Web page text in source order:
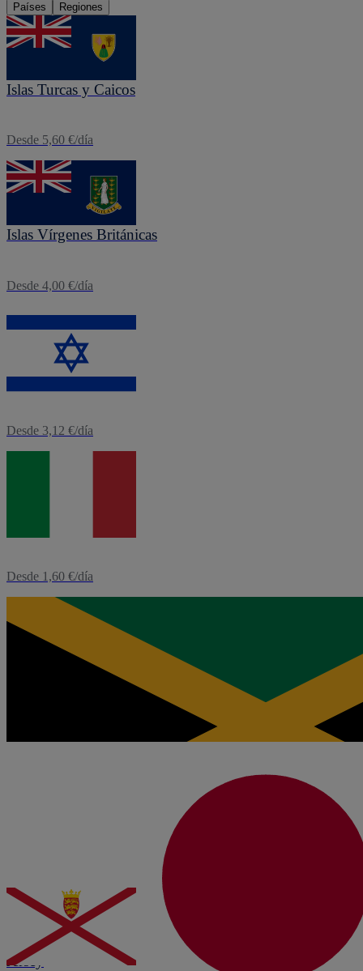
Países Regiones
Islas Turcas y Caicos
Desde 5,60 €/día
Islas Vírgenes Británicas
Desde 4,00 €/día
Israel
Desde 3,12 €/día
Desde 1,60 €/día
eSIM
Jersey